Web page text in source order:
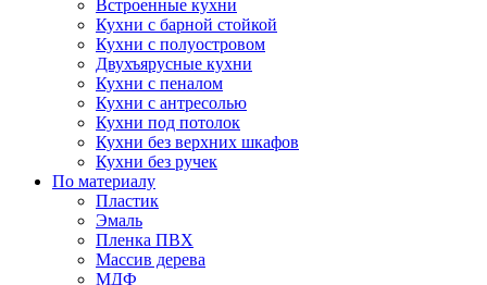
Встроенные кухни
Кухни с барной стойкой
Кухни с полуостровом
Двухъярусные кухни
Кухни с пеналом
Кухни с антресолью
Кухни под потолок
Кухни без верхних шкафов
Кухни без ручек
По материалу
Пластик
Эмаль
Пленка ПВХ
Массив дерева
МДФ